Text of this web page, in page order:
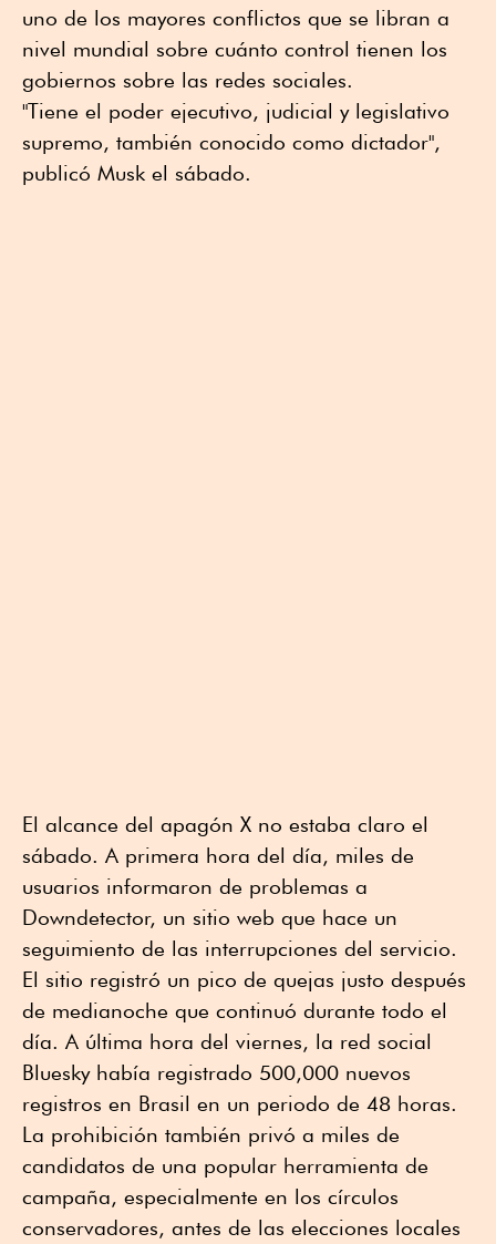
uno de los mayores conflictos que se libran a
nivel mundial sobre cuánto control tienen los
gobiernos sobre las redes sociales.
"Tiene el poder ejecutivo, judicial y legislativo
supremo, también conocido como dictador",
publicó Musk el sábado.
El alcance del apagón X no estaba claro el
sábado. A primera hora del día, miles de
usuarios informaron de problemas a
Downdetector, un sitio web que hace un
seguimiento de las interrupciones del servicio.
El sitio registró un pico de quejas justo después
de medianoche que continuó durante todo el
día. A última hora del viernes, la red social
Bluesky había registrado 500,000 nuevos
registros en Brasil en un periodo de 48 horas.
La prohibición también privó a miles de
candidatos de una popular herramienta de
campaña, especialmente en los círculos
conservadores, antes de las elecciones locales